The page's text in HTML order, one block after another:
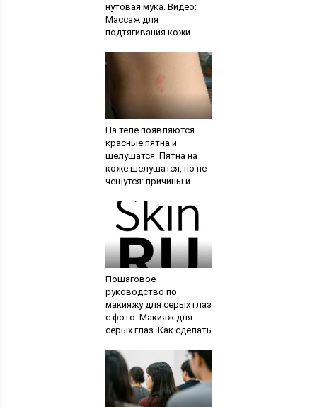
нутовая мука. Видео:
Массаж для
подтягивания кожи.
На теле появляются
красные пятна и
шелушатся. Пятна на
коже шелушатся, но не
чешутся: причины и
периодически
появляются или
исчезают
Пошаговое
руководство по
макияжу для серых глаз
с фото. Макияж для
серых глаз. Как сделать
видео уроки макияжа
для серых глаз